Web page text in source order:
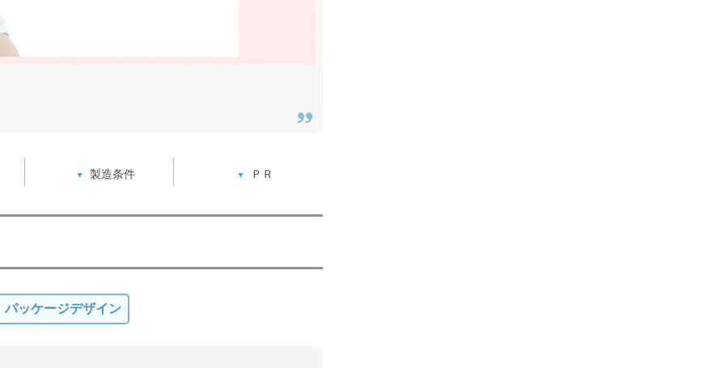
製造条件 ＰＲ
パッケージデザイン